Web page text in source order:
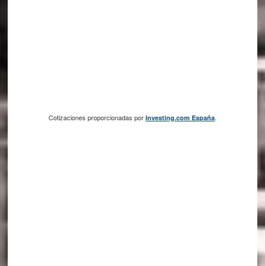
Cotizaciones proporcionadas por Investing.com España.